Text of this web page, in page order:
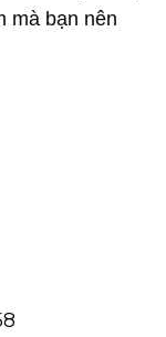
mà bạn nên